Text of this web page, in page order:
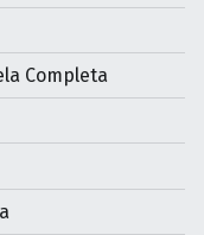
Completa